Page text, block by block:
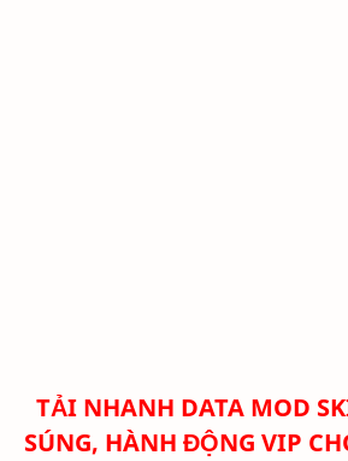
TẢI NHANH DATA MOD
SÚNG, HÀNH ĐỘNG VIP